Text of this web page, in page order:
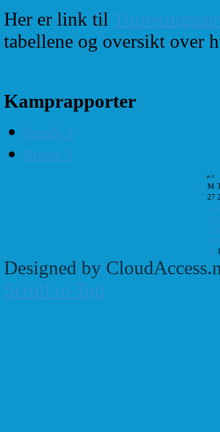
Her er link til
tabellene og oversikt over
Kamprapporter
Runde 3
Runde 5
«<
M
27
3
10
17
24
31
Designed by
Scroll to Top